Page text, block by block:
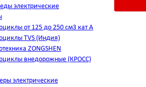
электрические
от 125 до 250 см3 кат А
TVS (Индия)
ZONGSHEN
внедорожные (КРОСС)
электрические